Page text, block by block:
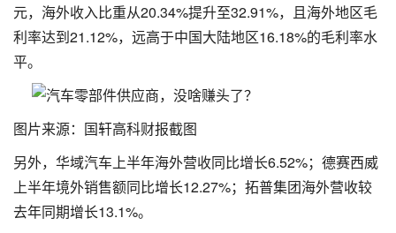
元，海外收入比重从20.34%提升至32.91%，且海外地区毛
利率达到21.12%，远高于中国大陆地区16.18%的毛利率水
平。
图片来源：国轩高科财报截图
另外，华域汽车上半年海外营收同比增长6.52%；德赛西威
上半年境外销售额同比增长12.27%；拓普集团海外营收较
去年同期增长13.1%。